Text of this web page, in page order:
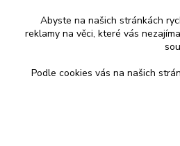
Abyste na našich stránkách
reklamy na věci, které vás
Podle cookies vás na našich